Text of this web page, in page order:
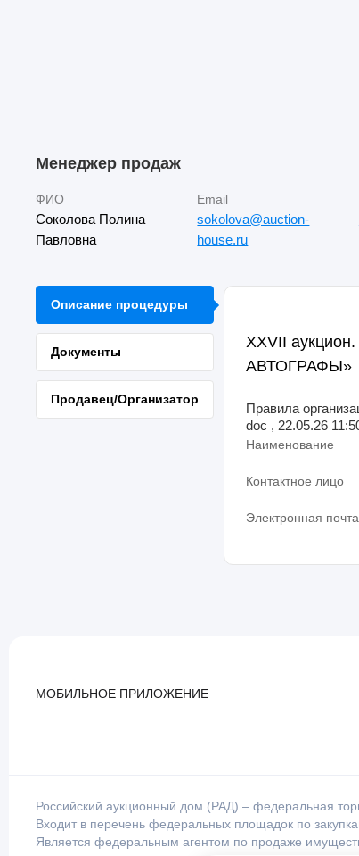
Менеджер продаж
ФИО
Соколова Полина
Павловна
Email
sokolova@auction-
house.ru
Описание процедуры
Документы
Продавец/Организатор
XXVII
АВТОГРАФЫ»
Правила
doc , 22.05.26
Наименование
Контактное лицо
Электронная почта
МОБИЛЬНОЕ ПРИЛОЖЕНИЕ
Российский аукционный дом (РАД) – федеральная
Входит в перечень федеральных площадок по
Является федеральным агентом по продаже